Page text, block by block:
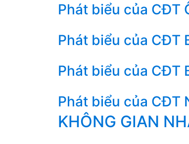
Phát biểu của CĐT
Phát biểu của CĐT
Phát biểu của CĐT
Phát biểu của CĐT
KHÔNG GIAN